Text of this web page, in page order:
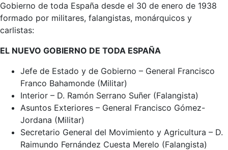
Gobierno de toda España desde el 30 de enero de 1938
formado por militares, falangistas, monárquicos y
carlistas:
EL NUEVO GOBIERNO DE TODA ESPAÑA
Jefe de Estado y de Gobierno – General Francisco
Franco Bahamonde (Militar)
Interior – D. Ramón Serrano Suñer (Falangista)
Asuntos Exteriores – General Francisco Gómez-
Jordana (Militar)
Secretario General del Movimiento y Agricultura – D.
Raimundo Fernández Cuesta Merelo (Falangista)